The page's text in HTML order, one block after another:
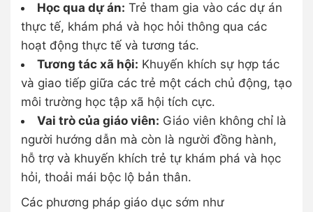
Học qua dự án: Trẻ tham gia vào các dự án
thực tế, khám phá và học hỏi thông qua các
hoạt động thực tế và tương tác.
Tương tác xã hội: Khuyến khích sự hợp tác
và giao tiếp giữa các trẻ một cách chủ động, tạo
môi trường học tập xã hội tích cực.
Vai trò của giáo viên: Giáo viên không chỉ là
người hướng dẫn mà còn là người đồng hành,
hỗ trợ và khuyến khích trẻ tự khám phá và học
hỏi, thoải mái bộc lộ bản thân.
Các phương pháp giáo dục sớm như